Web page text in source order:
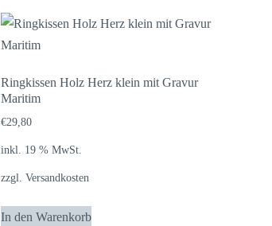
Ringkissen Holz Herz klein mit Gravur
Maritim
€29,80
inkl. 19 % MwSt.
zzgl. Versandkosten
In den Warenkorb